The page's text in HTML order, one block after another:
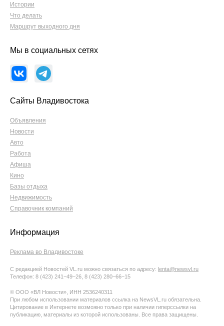
Истории
Что делать
Маршрут выходного дня
Мы в социальных сетях
Сайты Владивостока
Объявления
Новости
Авто
Работа
Афиша
Кино
Базы отдыха
Недвижимость
Справочник компаний
Информация
Реклама во Владивостоке
С редакцией Новостей VL.ru можно связаться по адресу: lenta@newsvl.ru
Телефон: 8 (423) 241−49−26, 8 (423) 280−66−15
© ООО «ВЛ Новости», ИНН 2536240311
При любом использовании материалов ссылка на NewsVL.ru обязательна.
Цитирование в Интернете возможно только при наличии гиперссылки на
публикацию, материалы из которой использованы. Все права защищены.